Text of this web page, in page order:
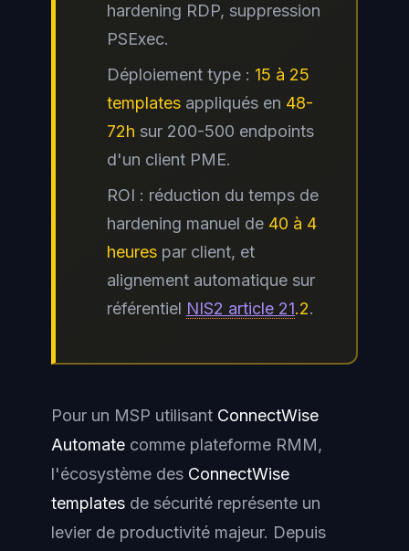
hardening RDP, suppression
PSExec.
Déploiement type : 15 à 25
templates appliqués en 48-
72h sur 200-500 endpoints
d'un client PME.
ROI : réduction du temps de
hardening manuel de 40 à 4
heures par client, et
alignement automatique sur
référentiel NIS2 article 21.2.
Pour un MSP utilisant ConnectWise
Automate comme plateforme RMM,
l'écosystème des ConnectWise
templates de sécurité représente un
levier de productivité majeur. Depuis